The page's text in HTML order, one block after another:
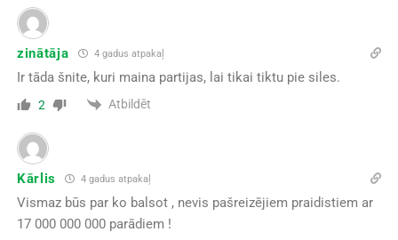
zinātāja 4 gadus atpakaļ
Ir tāda šnite, kuri maina partijas, lai tikai tiktu pie siles.
2 Atbildēt
Kārlis 4 gadus atpakaļ
Vismaz būs par ko balsot , nevis pašreizējiem praidistiem ar
17 000 000 000 parādiem !